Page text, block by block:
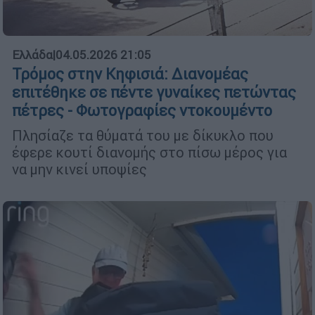
Ελλάδα|04.05.2026 21:05
Τρόμος στην Κηφισιά: Διανομέας
επιτέθηκε σε πέντε γυναίκες πετώντας
πέτρες - Φωτογραφίες ντοκουμέντο
Πλησίαζε τα θύματά του με δίκυκλο που
έφερε κουτί διανομής στο πίσω μέρος για
να μην κινεί υποψίες